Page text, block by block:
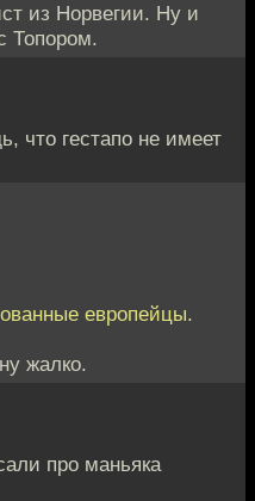
из Норвегии. Ну и
Топором.
что гестапо не имеет
европейцы.
жалко.
про маньяка